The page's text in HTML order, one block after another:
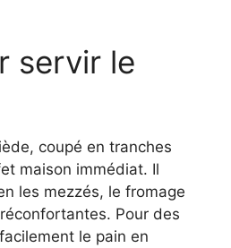
servir le
coupé en tranches
maison immédiat. Il
les mezzés, le fromage
Pour des
le pain en